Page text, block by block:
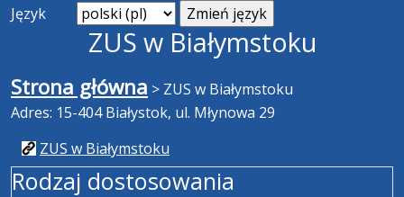
Język
ZUS w Białymstoku
Strona główna > ZUS w Białymstoku
Adres: 15-404 Białystok, ul. Młynowa 29
ZUS w Białymstoku
Rodzaj dostosowania